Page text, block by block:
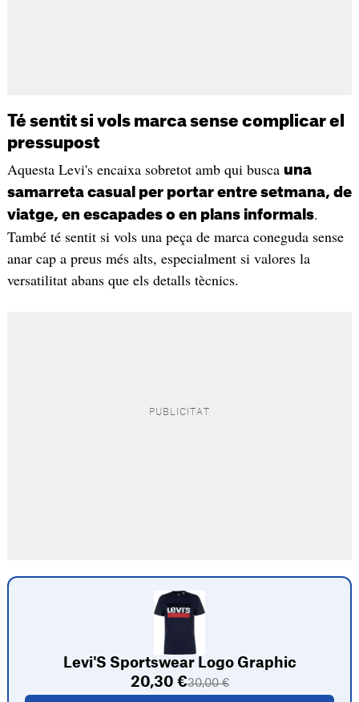
Té sentit si vols marca sense complicar el
pressupost
Aquesta Levi's encaixa sobretot amb qui busca una
samarreta casual per portar entre setmana, de
viatge, en escapades o en plans informals.
També té sentit si vols una peça de marca coneguda sense
anar cap a preus més alts, especialment si valores la
versatilitat abans que els detalls tècnics.
Levi'S Sportswear Logo Graphic
20,30 €30,00 €